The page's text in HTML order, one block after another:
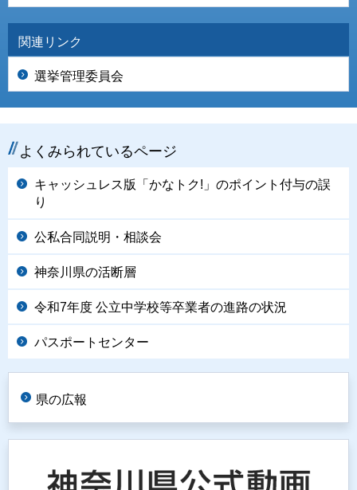
関連リンク
選挙管理委員会
よくみられているページ
キャッシュレス版「かなトク!」のポイント付与の誤
り
公私合同説明・相談会
神奈川県の活断層
令和7年度 公立中学校等卒業者の進路の状況
パスポートセンター
県の広報